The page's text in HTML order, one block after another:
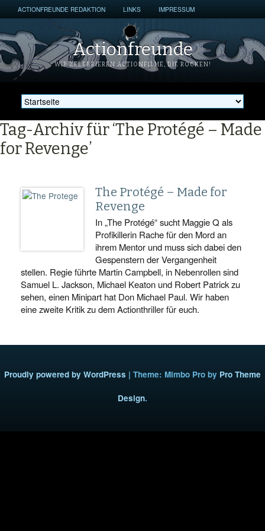
ACTIONFREUNDE REDAKTION LINKS IMPRESSUM
Actionfreunde
WIR ZELEBRIEREN ACTIONFILME, DIE ROCKEN!
Tag-Archiv für ‘The Protégé – Made
for Revenge’
The Protégé – Made for
Revenge
In „The Protégé“ sucht Maggie Q als
Profikillerin Rache für den Mord an
ihrem Mentor und muss sich dabei den
Gespenstern der Vergangenheit
stellen. Regie führte Martin Campbell, in Nebenrollen sind
Samuel L. Jackson, Michael Keaton und Robert Patrick zu
sehen, einen Minipart hat Don Michael Paul. Wir haben
eine zweite Kritik zu dem Actionthriller für euch.
Proudly powered by WordPress | Theme: Mimbo Pro by Pro Theme
Design.